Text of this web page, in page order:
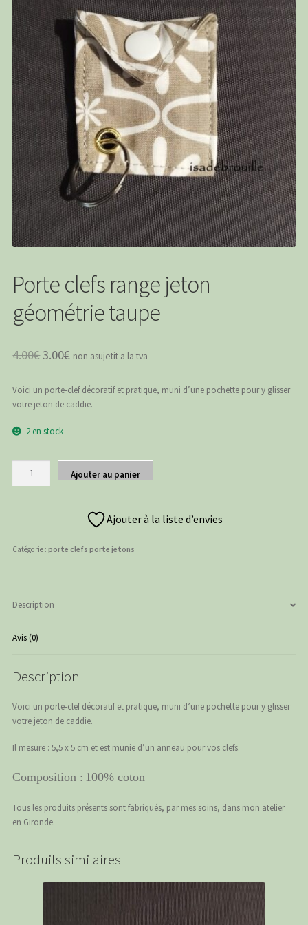
PANIER
CONTACT
C G
Porte clefs range jeton
géométrie taupe
4.00€Le
initial
4.00€.
3.00€Le
actuel
non asujetit a la tva
Voici un porte-clef décoratif et pratique, muni d’une pochette pour y glisser
votre jeton de caddie.
2 en stock
géométrie
Ajouter au panier
Ajouter à la liste d’envies
Catégorie :porte clefs porte jetons
Description
Avis (0)
Description
Voici un porte-clef décoratif et pratique, muni d’une pochette pour y glisser
votre jeton de caddie.
Il mesure : 5,5 x 5 cm et est munie d’un anneau pour vos clefs.
Composition : 100% coton
Tous les produits présents sont fabriqués, par mes soins, dans mon atelier
en Gironde.
Produits similaires